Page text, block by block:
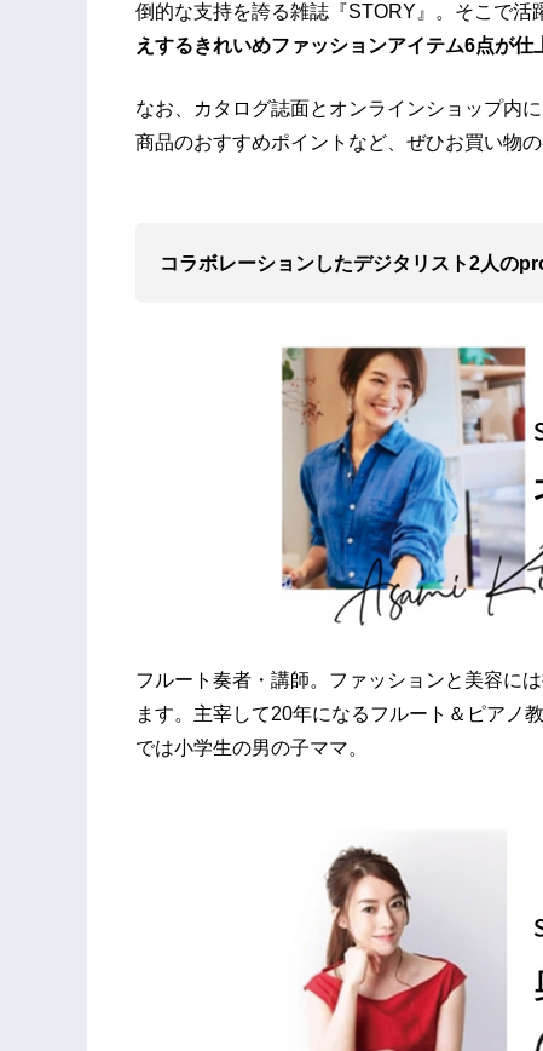
倒的な支持を誇る雑誌『STORY』。そこで活
えするきれいめファッションアイテム6点が仕
なお、カタログ誌面とオンラインショップ内
商品のおすすめポイントなど、ぜひお買い物の
コラボレーションしたデジタリスト2人の
フルート奏者・講師。ファッションと美容に
ます。主宰して20年になるフルート＆ピアノ
では小学生の男の子ママ。